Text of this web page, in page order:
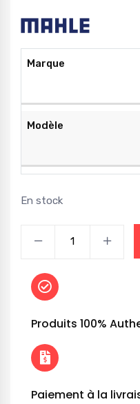
Marque
Modèle
En stock
Produits 100%
Paiement à la